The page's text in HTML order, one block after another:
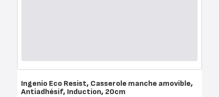
Ingenio Eco Resist, Casserole manche amovible,
Antiadhésif, Induction, 20cm
Note